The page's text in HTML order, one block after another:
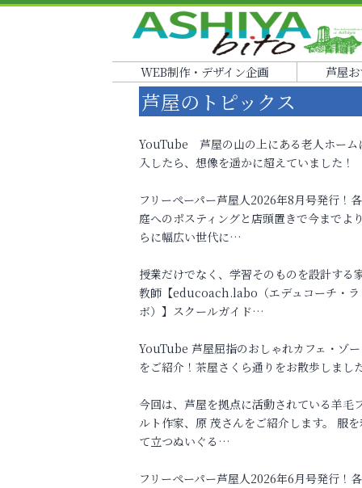
WEB制作・デザイン企画 芦屋
芦屋のトピックス
YouTube 芦屋の山の上にある老人ホーム
入したら、想像を遥かに超えていました！
フリーペーパー芦屋人2026年8月号発行！
庭へのポスティングと店頭置きで今までよ
らに幅広い世代に…
授業だけでなく、学習そのものを設計する
教師【educoach.labo（エデュコーチ・ラ
ボ）】スクールガイド…
YouTube 芦屋屈指のおしゃれカフェ・ゾ
をご紹介！茶屋さくら通りをお散歩しまし
今回は、芦屋を拠点に活動されている羊毛
ルト作家、原 茂さんをご紹介します。 服を
て立つぬいぐる…
フリーペーパー芦屋人2026年6月号発行！